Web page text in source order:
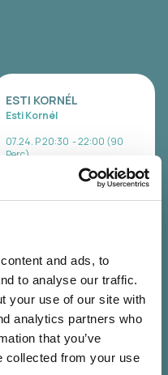
and ads, to
to analyse our traffic.
your use of our site with
analytics partners who
that you’ve
collected from your use
ESTI KORNÉL
Esti Kornél
07.24. P 20:30 - 22:00 (90
Perc)
Panoráma Színpad -
ELEFÁNT
07.24. P 23:00 - 00:30 (90
Panoráma Színpad -